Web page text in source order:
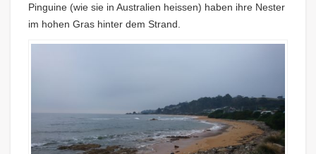
Pinguine (wie sie in Australien heissen) haben ihre Nester
im hohen Gras hinter dem Strand.